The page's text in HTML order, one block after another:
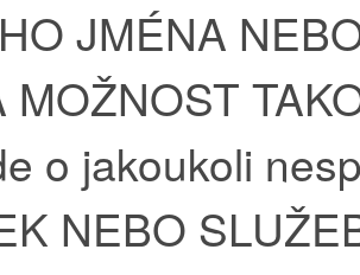
JMÉNA
MOŽNOST
o jakoukoli
NEBO